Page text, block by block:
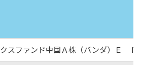
スファンド中国Ａ株（パンダ）Ｅ